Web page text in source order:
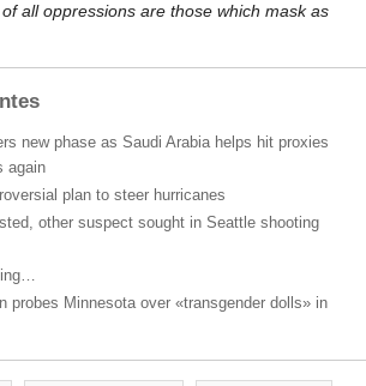
all oppressions are those which mask as
new phase as Saudi Arabia helps hit proxies
again
plan to steer hurricanes
other suspect sought in Seattle shooting
probes Minnesota over «transgender dolls» in